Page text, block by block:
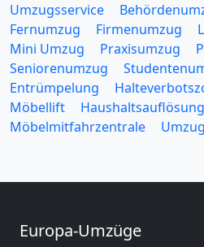
Umzugsservice
Fernumzug
Firmenumzug
Mini Umzug
Praxisumzug
Seniorenumzug
Entrümpelung
Möbellift
Haushaltsauflösung
Möbelmitfahrzentrale
Europa-Umzüge